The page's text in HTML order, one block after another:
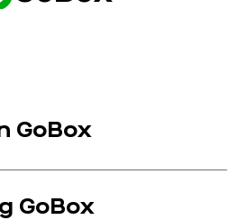
GoBox
GoBox